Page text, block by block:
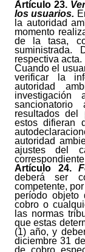
Artículo 23.
los usuarios.
la autoridad
momento
de la tasa,
respectiva acta.
Cuando el
verificar la
autoridad
investigación
resultados del
estos difieran
autoridad
ajustes del
Artículo
24.
deberá ser
competente,
período objeto
cobro o
las normas
que estas
(1) año, y
diciembre 31
de cobro